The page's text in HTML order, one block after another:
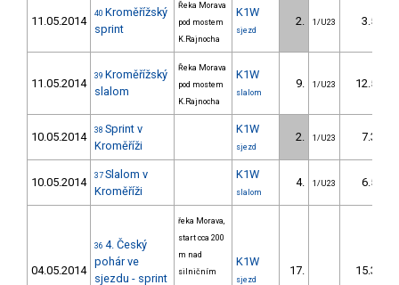
11.05.2014
40 Kroměřížský
sprint
Řeka Morava
pod mostem
K.Rajnocha
K1W
sjezd
2. 1/U23 3.50
11.05.2014
39 Kroměřížský
slalom
Řeka Morava
pod mostem
K.Rajnocha
K1W
slalom
9. 1/U23 12.50
10.05.2014 38 Sprint v
Kroměříži
K1W
sjezd
2. 1/U23 7.30
10.05.2014 37 Slalom v
Kroměříži
K1W
slalom
4. 1/U23 6.50
04.05.2014
36 4. Český
pohár ve
sjezdu - sprint
řeka Morava,
start cca 200
m nad
silničním
K1W
sjezd
17. 15.37